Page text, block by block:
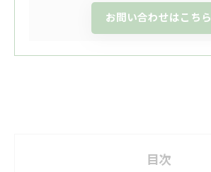
お問い合わせはこちら
目次